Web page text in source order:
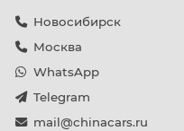
Новосибирск
Москва
WhatsApp
Telegram
mail@chinacars.ru